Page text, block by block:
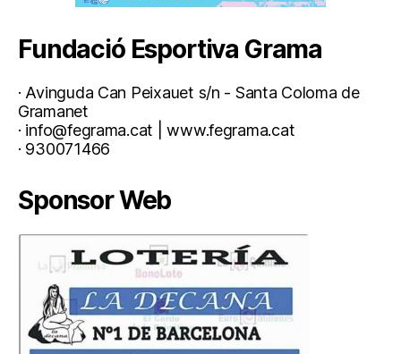
Fundació Esportiva Grama
· Avinguda Can Peixauet s/n - Santa Coloma de
Gramanet
· info@fegrama.cat | www.fegrama.cat
· 930071466
Sponsor Web